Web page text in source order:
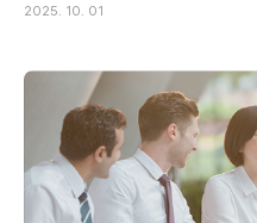
2025. 10. 01